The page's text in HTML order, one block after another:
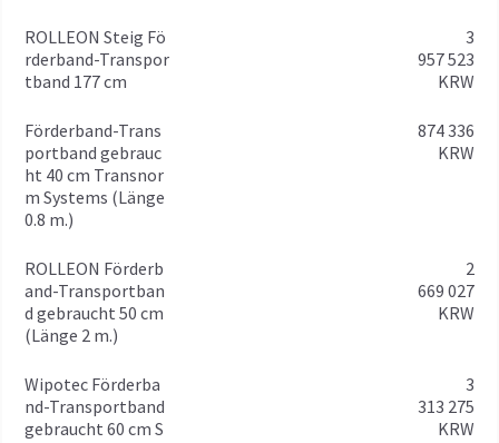
ROLLEON Steig Fö
rderband-Transpor
tband 177 cm
3
957 523
KRW
Förderband-Trans
portband gebrauc
ht 40 cm Transnor
m Systems (Länge
0.8 m.)
874 336
KRW
ROLLEON Förderb
and-Transportban
d gebraucht 50 cm
(Länge 2 m.)
2
669 027
KRW
Wipotec Förderba
nd-Transportband
gebraucht 60 cm S
3
313 275
KRW